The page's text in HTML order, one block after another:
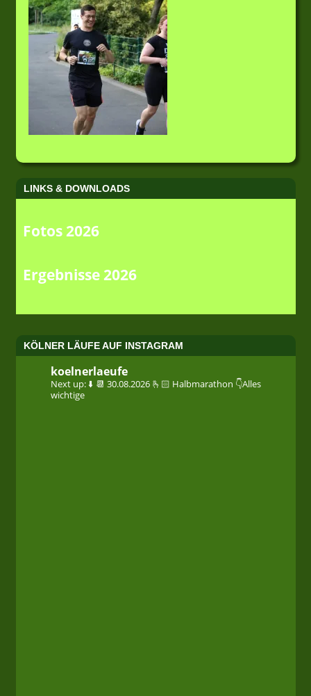
LINKS & DOWNLOADS
Fotos 2026
Ergebnisse 2026
KÖLNER LÄUFE AUF INSTAGRAM
koelnerlaeufe
Next up: ⬇️ 📆 30.08.2026 🫰🏻 Halbmarathon 👇Alles
wichtige